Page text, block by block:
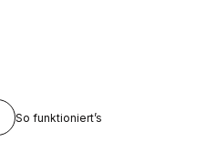
So funktioniert’s